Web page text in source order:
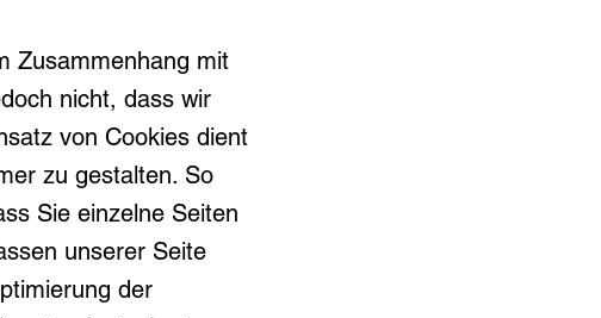
Zusammenhang mit
nicht, dass wir
von Cookies dient
zu gestalten. So
Sie einzelne Seiten
unserer Seite
der